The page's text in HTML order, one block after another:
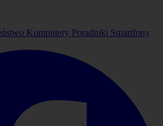
Komputery Poradniki Smartfony